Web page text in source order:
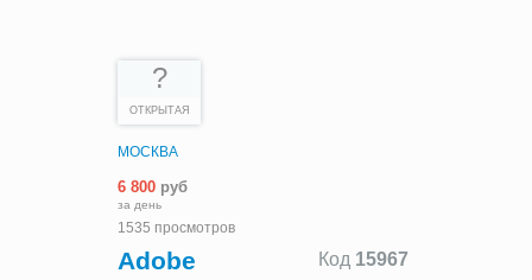
?
ОТКРЫТАЯ
МОСКВА
6 800 руб
за день
1535 просмотров
Код 15967
Adobe